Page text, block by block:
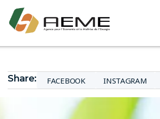
Share: FACEBOOK INSTAGRAM